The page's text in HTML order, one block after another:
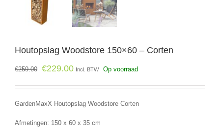
Houtopslag Woodstore 150×60 – Corten
€259.00 €229.00 Incl. BTW Op voorraad
GardenMaxX Houtopslag Woodstore Corten
Afmetingen: 150 x 60 x 35 cm